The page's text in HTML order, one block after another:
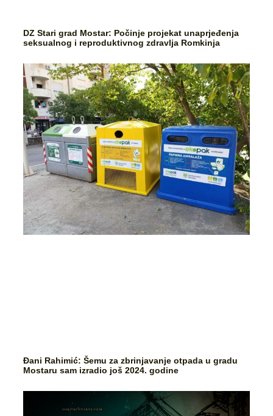
DZ Stari grad Mostar: Počinje projekat unaprjeđenja
seksualnog i reproduktivnog zdravlja Romkinja
Đani Rahimić: Šemu za zbrinjavanje otpada u gradu
Mostaru sam izradio još 2024. godine